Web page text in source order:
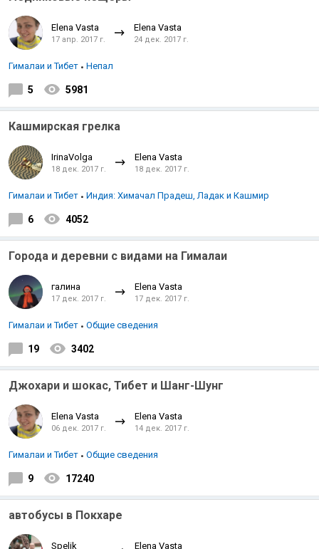
Elena Vasta
17 апр. 2017 г.
Elena Vasta
24 дек. 2017 г.
Гималаи и Тибет Непал
5 5981
Кашмирская грелка
IrinaVolga
18 дек. 2017 г.
Elena Vasta
18 дек. 2017 г.
Гималаи и Тибет Индия: Химачал Прадеш, Ладак и Кашмир
6 4052
Города и деревни с видами на Гималаи
галина
17 дек. 2017 г.
Elena Vasta
17 дек. 2017 г.
Гималаи и Тибет Общие сведения
19 3402
Джохари и шокас, Тибет и Шанг-Шунг
Elena Vasta
06 дек. 2017 г.
Elena Vasta
14 дек. 2017 г.
Гималаи и Тибет Общие сведения
9 17240
автобусы в Покхаре
Spelik Elena Vasta